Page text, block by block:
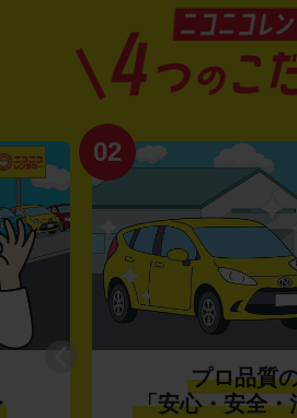
02
プロ品質
「安心・安全・